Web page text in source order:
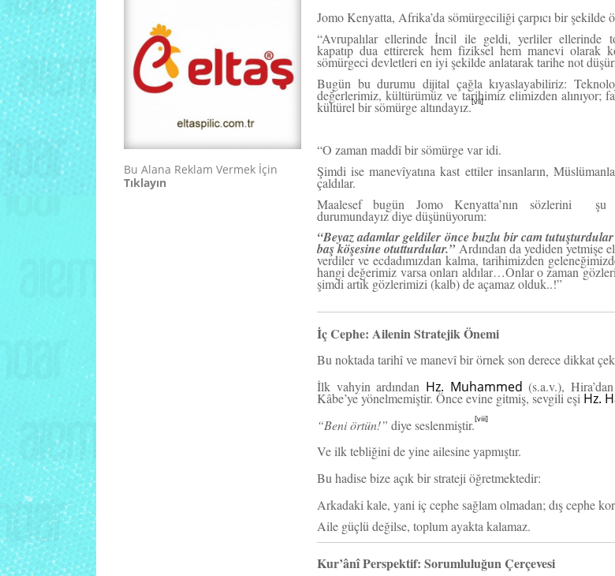
Bu Alana Reklam Vermek İçin
Tıklayın
Jomo Kenyatta, Afrika’da sömürgeciliği çarpıcı bir şekilde
“Avrupalılar ellerinde İncil ile geldi, yerliler ellerinde
kapatıp dua ettirerek hem fiziksel hem manevi olarak
sömürgeci devletleri en iyi şekilde anlatarak tarihe not
Bugün bu durumu dijital çağla kıyaslayabiliriz:
değerlerimiz, kültürümüz ve tarihimiz elimizden alınıyor;
kültürel bir sömürge altındayız.[vii]
“O zaman maddî bir sömürge var idi.
Şimdi ise manevîyatına kast ettiler insanların,
çaldılar.
Maalesef bugün Jomo Kenyatta’nın sözlerini şu
durumundayız diye düşünüyorum:
“Beyaz adamlar geldiler önce buzlu bir cam
baş köşesine otutturdular.” Ardından da yediden yetmişe
verdiler ve ecdadımızdan kalma, tarihimizden
hangi değerimiz varsa onları aldılar…Onlar o zaman
şimdi artık gözlerimizi (kalb) de açamaz olduk..!”
İç Cephe: Ailenin Stratejik Önemi
Bu noktada tarihî ve manevî bir örnek son derece dikkat
İlk vahyin ardından Hz. Muhammed (s.a.v.),
Kâbe’ye yönelmemiştir. Önce evine gitmiş, sevgili eşi Hz.
“Beni örtün!” diye seslenmiştir.[viii]
Ve ilk tebliğini de yine ailesine yapmıştır.
Bu hadise bize açık bir strateji öğretmektedir:
Arkadaki kale, yani iç cephe sağlam olmadan; dış cephe
Aile güçlü değilse, toplum ayakta kalamaz.
Kur’ânî Perspektif: Sorumluluğun Çerçevesi